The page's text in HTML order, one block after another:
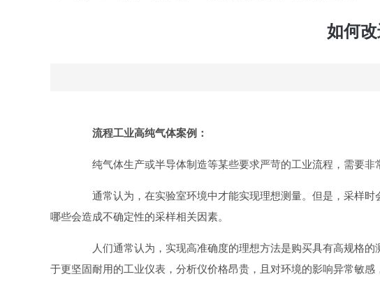
如何
流程工业高纯气体案例：
纯气体生产或半导体制造等某些要求严苛的工业流程，需要非
通常认为，在实验室环境中才能实现理想测量。但是，采样时
哪些会造成不确定性的采样相关因素。
人们通常认为，实现高准确度的理想方法是购买具有高规格的
于更坚固耐用的工业仪表，分析仪价格昂贵，且对环境的影响异常敏感